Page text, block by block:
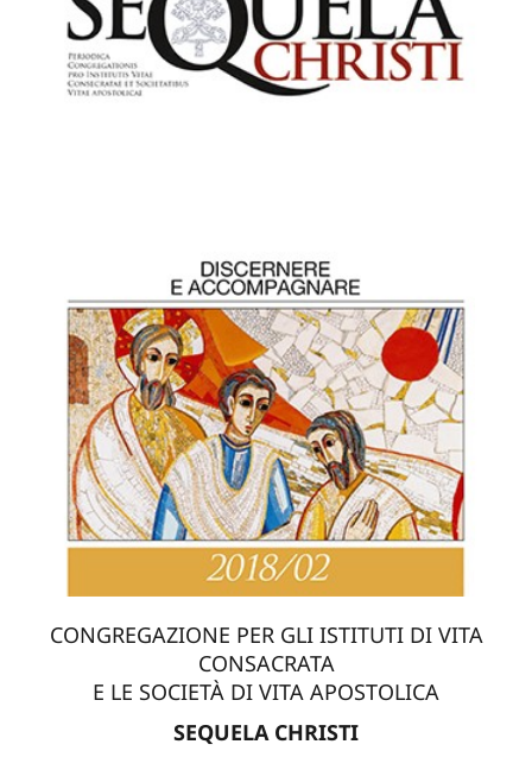
CONGREGAZIONE PER GLI ISTITUTI DI VITA
CONSACRATA
E LE SOCIETÀ DI VITA APOSTOLICA
SEQUELA CHRISTI